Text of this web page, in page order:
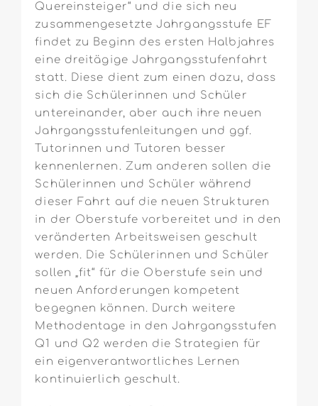
Quereinsteiger“ und die sich neu
zusammengesetzte Jahrgangsstufe EF
findet zu Beginn des ersten Halbjahres
eine dreitägige Jahrgangsstufenfahrt
statt. Diese dient zum einen dazu, dass
sich die Schülerinnen und Schüler
untereinander, aber auch ihre neuen
Jahrgangsstufenleitungen und ggf.
Tutorinnen und Tutoren besser
kennenlernen. Zum anderen sollen die
Schülerinnen und Schüler während
dieser Fahrt auf die neuen Strukturen
in der Oberstufe vorbereitet und in den
veränderten Arbeitsweisen geschult
werden. Die Schülerinnen und Schüler
sollen „fit“ für die Oberstufe sein und
neuen Anforderungen kompetent
begegnen können. Durch weitere
Methodentage in den Jahrgangsstufen
Q1 und Q2 werden die Strategien für
ein eigenverantwortliches Lernen
kontinuierlich geschult.